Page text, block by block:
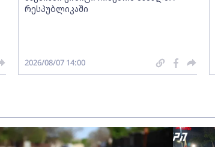
რესპუბლიკაში
2026/08/07 14:00